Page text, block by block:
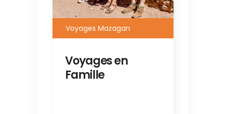
Voyages Mazagan
Voyages en
Famille